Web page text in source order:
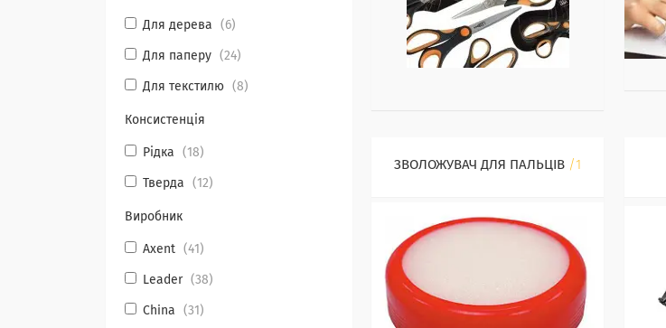
ЗВОЛОЖУВАЧ ДЛЯ ПАЛЬЦІВ 1
Для дерева 6
Для паперу 24
Для текстилю 8
Консистенція
Рідка 18
Тверда 12
Виробник
Axent 41
Leader 38
China 31